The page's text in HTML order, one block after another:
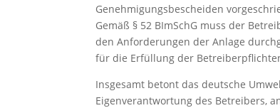
Genehmigungsbescheiden
Gemäß § 52 BImSchG muss der
den Anforderungen der Anlage
für die Erfüllung der
Insgesamt betont das deutsche
Eigenverantwortung des Betreibers,